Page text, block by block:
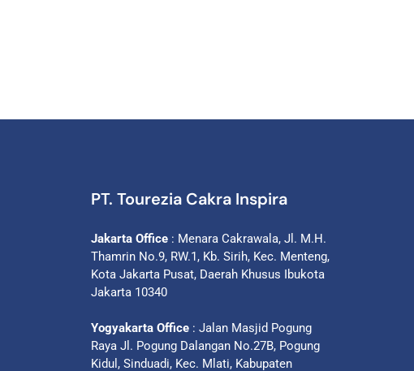
PT. Tourezia Cakra Inspira
Jakarta Office : Menara Cakrawala, Jl. M.H.
Thamrin No.9, RW.1, Kb. Sirih, Kec. Menteng,
Kota Jakarta Pusat, Daerah Khusus Ibukota
Jakarta 10340
Yogyakarta Office : Jalan Masjid Pogung
Raya Jl. Pogung Dalangan No.27B, Pogung
Kidul, Sinduadi, Kec. Mlati, Kabupaten